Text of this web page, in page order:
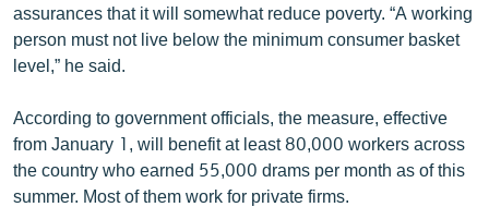
ՀԵՏԵՎԵՔ ՄԵԶ
«Ազատության» բոլոր կայքերը
assurances that it will somewhat reduce poverty. “A working
person must not live below the minimum consumer basket
level,” he said.
According to government officials, the measure, effective
from January 1, will benefit at least 80,000 workers across
the country who earned 55,000 drams per month as of this
summer. Most of them work for private firms.